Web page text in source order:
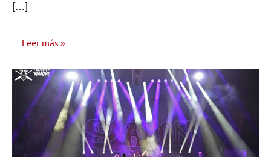
[…]
Leer más
CONSEJOS
PARA
MÚSICOS